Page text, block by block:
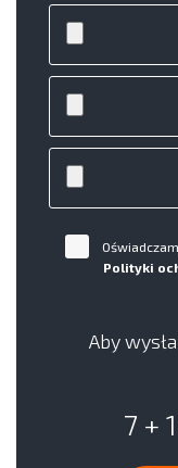
Polityki
Aby
7 +